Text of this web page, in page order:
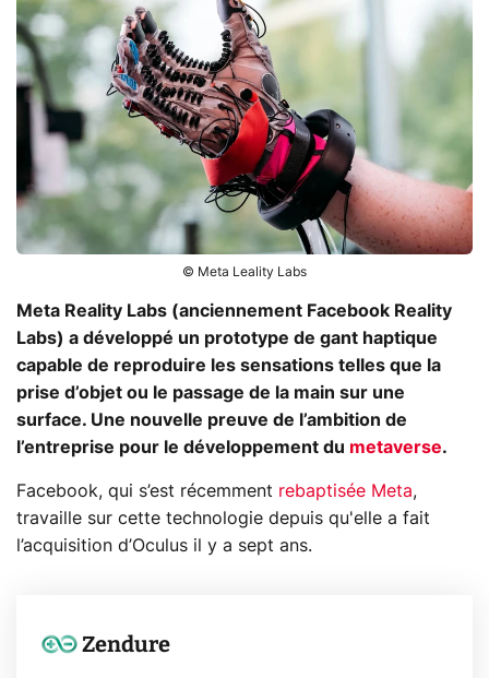
© Meta Leality Labs
Meta Reality Labs (anciennement Facebook Reality
Labs) a développé un prototype de gant haptique
capable de reproduire les sensations telles que la
prise d’objet ou le passage de la main sur une
surface. Une nouvelle preuve de l’ambition de
l’entreprise pour le développement du metaverse.
Facebook, qui s’est récemment rebaptisée Meta,
travaille sur cette technologie depuis qu'elle a fait
l’acquisition d’Oculus il y a sept ans.
Zendure